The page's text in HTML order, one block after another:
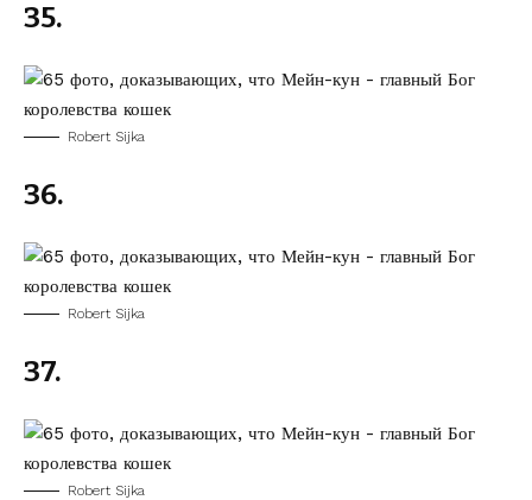
35.
Robert Sijka
36.
Robert Sijka
37.
Robert Sijka